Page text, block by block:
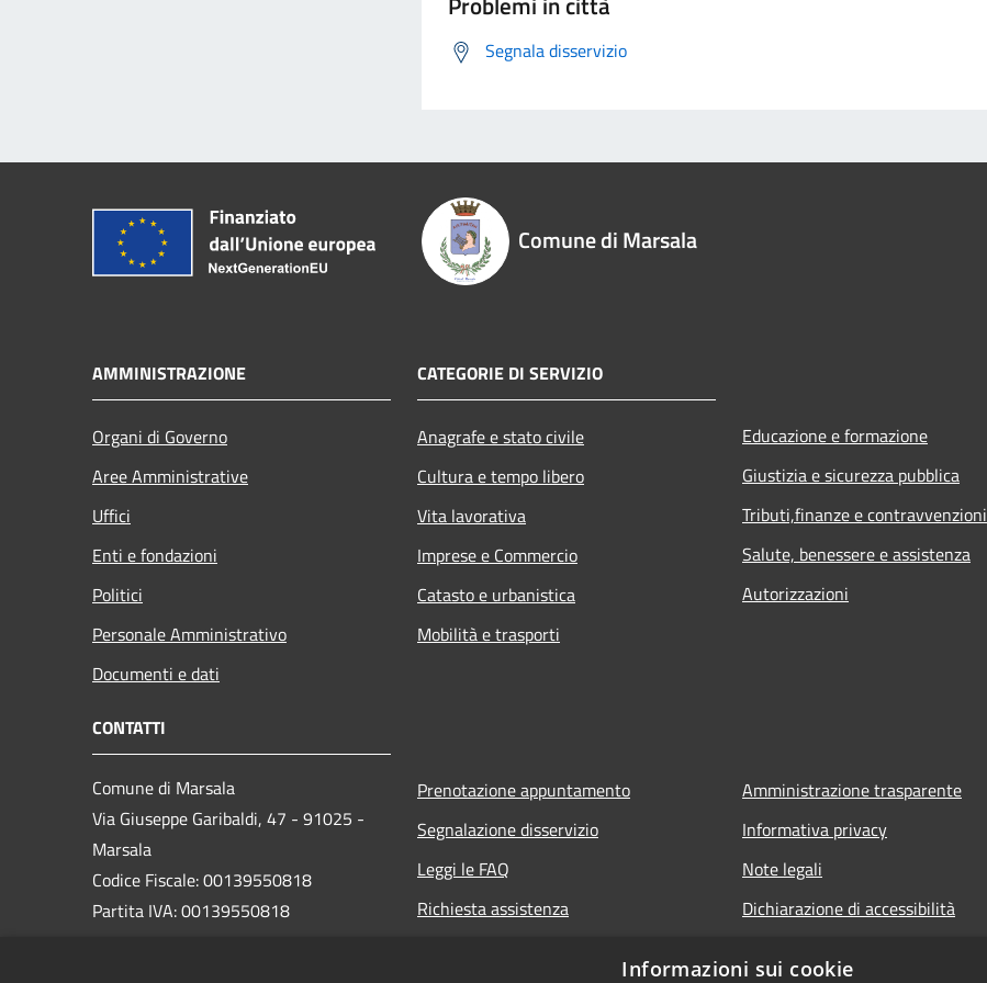
Segnala disservizio
Comune di Marsala
AMMINISTRAZIONE
Organi di Governo
Aree Amministrative
Uffici
Enti e fondazioni
Politici
Personale Amministrativo
Documenti e dati
CATEGORIE DI SERVIZIO
Anagrafe e stato civile
Cultura e tempo libero
Vita lavorativa
Imprese e Commercio
Catasto e urbanistica
Mobilità e trasporti
Educazione e formazione
Giustizia e sicurezza pubblica
Tributi,finanze e contravvenzioni
Salute, benessere e assistenza
Autorizzazioni
CONTATTI
Comune di Marsala
Via Giuseppe Garibaldi, 47 - 91025 -
Marsala
Codice Fiscale: 00139550818
Partita IVA: 00139550818
Prenotazione appuntamento
Segnalazione disservizio
Leggi le FAQ
Richiesta assistenza
Amministrazione trasparente
Informativa privacy
Note legali
Dichiarazione di accessibilità
Informazioni sui cookie